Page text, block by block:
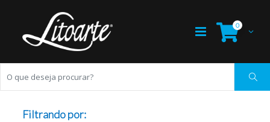
0
Filtrando por: